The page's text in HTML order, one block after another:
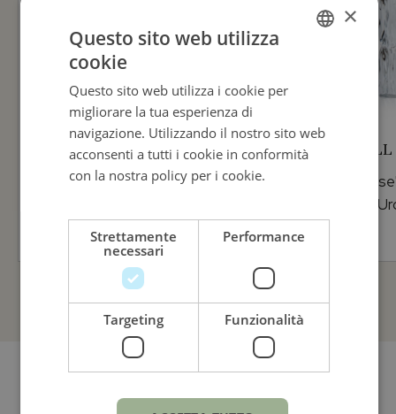
WEDGWOOD
Vaso Bulbo
100,00€
KARTELL
Patricia
×
Questo sito web utilizza
cookie
Questo sito web utilizza i cookie per
migliorare la tua esperienza di
navigazione. Utilizzando il nostro sito web
acconsenti a tutti i cookie in conformità
con la nostra policy per i cookie.
Strettamente
necessari
Performance
Targeting Funzionalità